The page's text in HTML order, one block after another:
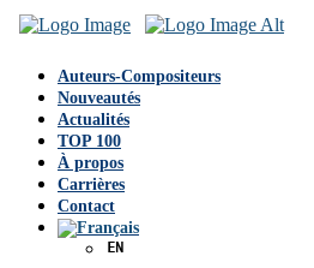
Auteurs-Compositeurs
Nouveautés
Actualités
TOP 100
À propos
Carrières
Contact